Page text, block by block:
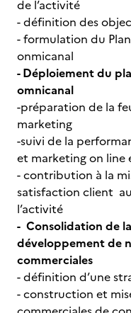
de l’activité
- définition des
- formulation du
onmicanal
- Déploiement du
omnicanal
-préparation de la
marketing
-suivi de la
et marketing on line
- contribution à la
satisfaction client
l’activité
- Consolidation de
développement de
commerciales
- définition d’une
- construction et